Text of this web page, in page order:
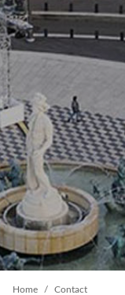
Home Contact